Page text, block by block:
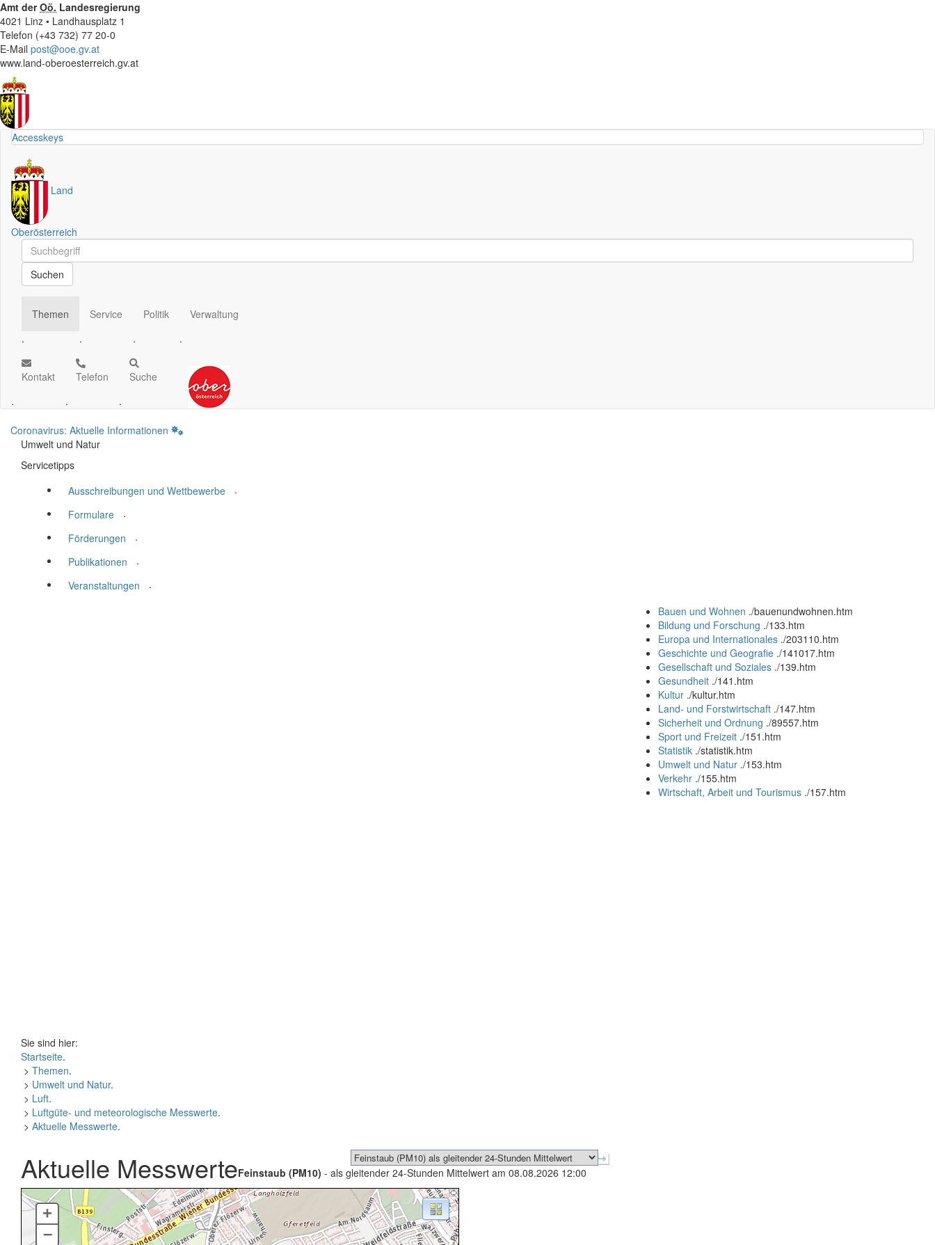
Amt derOö. Landesregierung
4021 Linz • Landhausplatz 1
Telefon (+43 732) 77 20-0
E-Mail post@ooe.gv.at
www.land-oberoesterreich.gv.at
Accesskeys
Land
Oberösterreich
Schnellsuche
Schnellsuche
Suchen
Themen
.
Service
.
Politik
.
Verwaltung
.
Kontakt
.
Telefon
.
Suche
.
Coronavirus: Aktuelle Informationen
Umwelt und Natur
Servicetipps
Ausschreibungen und Wettbewerbe
.
Formulare
.
Förderungen
.
Publikationen
.
Veranstaltungen
.
Bauen und Wohnen ./bauenundwohnen.htm
Bildung und Forschung ./133.htm
Europa und Internationales ./203110.htm
Geschichte und Geografie ./141017.htm
Gesellschaft und Soziales ./139.htm
Gesundheit ./141.htm
Kultur ./kultur.htm
Land- und Forstwirtschaft ./147.htm
Sicherheit und Ordnung ./89557.htm
Sport und Freizeit ./151.htm
Statistik ./statistik.htm
Umwelt und Natur ./153.htm
Verkehr ./155.htm
Wirtschaft, Arbeit und Tourismus ./157.htm
Sie sind hier:
Startseite.
> Themen.
> Umwelt und Natur.
> Luft.
> Luftgüte- und meteorologische Messwerte.
> Aktuelle Messwerte.
Aktuelle MesswerteFeinstaub (PM10) - als gleitender 24-Stunden Mittelwert am 08.08.2026 12:00
+
–